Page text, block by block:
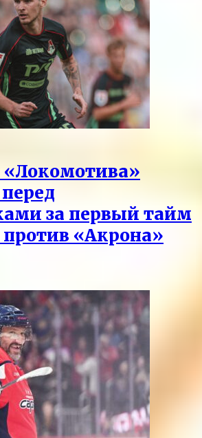
за первый тайм
«Акрона»